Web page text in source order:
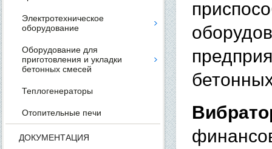
Электротехническое
оборудование
Оборудование для
приготовления и укладки
бетонных смесей
Теплогенераторы
Отопительные печи
ДОКУМЕНТАЦИЯ